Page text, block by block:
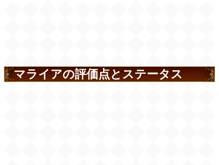
マライアの評価点とステータス